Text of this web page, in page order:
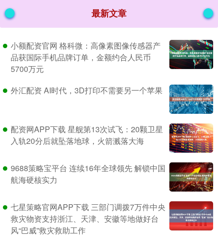
最新文章
小额配资官网 格科微：高像素图像传感器产
品获国际手机品牌订单，金额约合人民币
5700万元
外汇配资 AI时代，3D打印不需要另一个苹果
配资网APP下载 星舰第13次试飞：20颗卫星
入轨20分后就坠落地球，火箭溅落大海
9688策略宝平台 连续16年全球领先 解锁中国
航海硬核实力
七星策略官网APP下载 三部门调拨7万件中央
救灾物资支持浙江、天津、安徽等地做好台
风“巴威”救灾救助工作